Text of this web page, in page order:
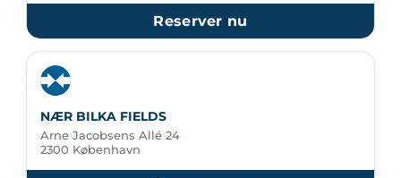
Reserver nu
NÆR BILKA FIELDS
Arne Jacobsens Allé 24
2300 København